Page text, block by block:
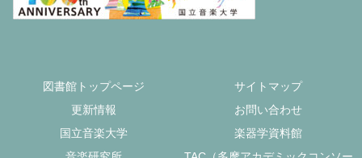
図書館トップページ
サイトマップ
更新情報
お問い合わせ
国立音楽大学
楽器学資料館